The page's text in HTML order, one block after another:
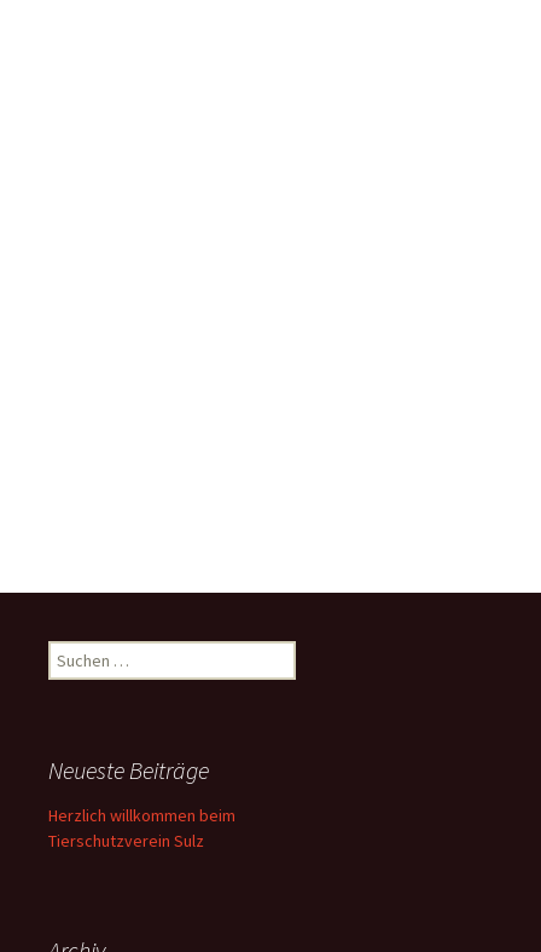
Suchen
nach:
Neueste Beiträge
Herzlich willkommen beim
Tierschutzverein Sulz